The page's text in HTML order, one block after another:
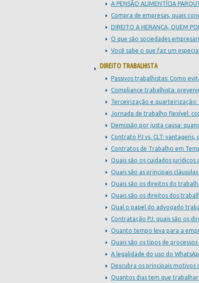
A PENSÃO ALIMENTÍCIA
Compra de empresas, quais
DIREITO A HERANÇA, QUEM
O que são sociedades
Você sabe o que faz um
DIREITO TRABALHISTA
Passivos trabalhistas: Como
Compliance trabalhista:
Terceirização e
Jornada de trabalho flexível:
Demissão por justa causa:
Contrato PJ vs. CLT:
Contratos de Trabalho em
Quais são os cuidados
Quais são as principais
Quais são os direitos do
Quais são os direitos dos
Qual o papel do advogado
Contratação PJ: quais são os
Quanto tempo leva para a
Quais são os tipos de
A legalidade do uso do
Descubra os principais motivos
Quantos dias tem que